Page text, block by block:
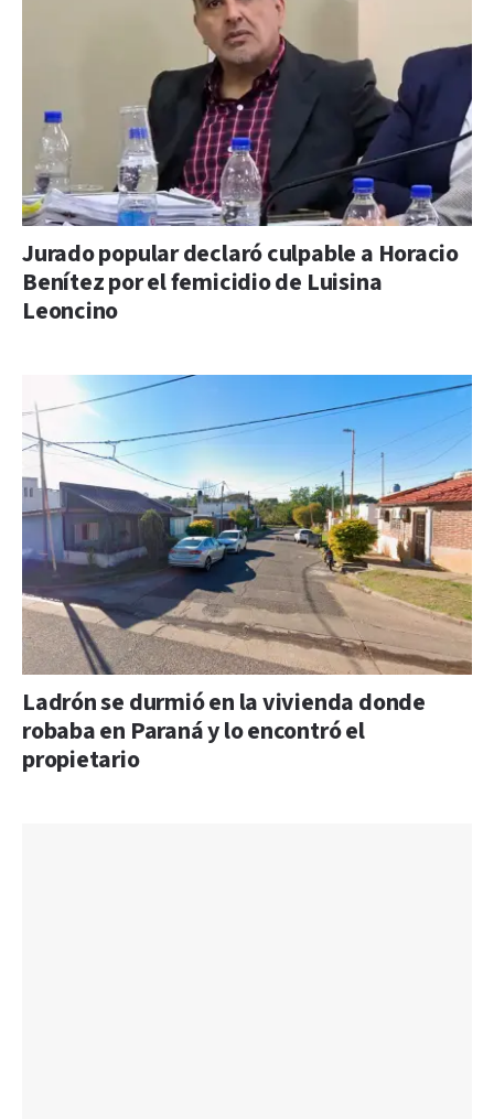
Jurado popular declaró culpable a Horacio
Benítez por el femicidio de Luisina
Leoncino
Ladrón se durmió en la vivienda donde
robaba en Paraná y lo encontró el
propietario